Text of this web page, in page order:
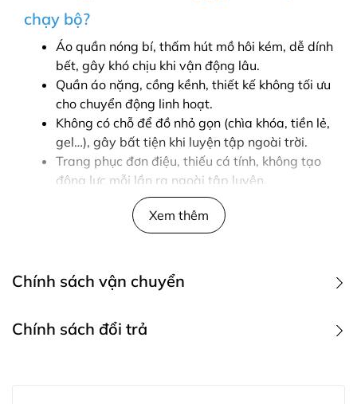
chạy bộ?
Áo quần nóng bí, thấm hút mồ hôi kém, dễ dính
bết, gây khó chịu khi vận động lâu.
Quần áo nặng, cồng kềnh, thiết kế không tối ưu
cho chuyển động linh hoạt.
Không có chỗ để đồ nhỏ gọn (chìa khóa, tiền lẻ,
gel…), gây bất tiện khi luyện tập ngoài trời.
Trang phục đơn điệu, thiếu cá tính, không tạo
động lực mỗi lần ra ngoài tập luyện.
Khó chọn size chuẩn, lo lắng về độ vừa vặn khi
(Áo sát nách, Quần 1 lớp có túi sau & dây
rút)
Xem thêm
Chính sách vận chuyển
1. Các phương thức giao hàng
Chính sách đổi trả